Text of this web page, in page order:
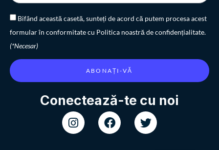
Bifând această casetă, sunteți de acord că putem procesa acest
formular în conformitate cu Politica noastră de confidențialitate.
(*Necesar)
ABONAȚI-VĂ
Conectează-te cu noi